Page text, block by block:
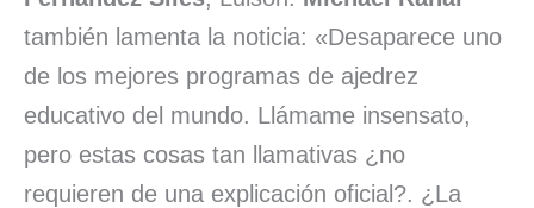
también lamenta la noticia: «Desaparece uno
de los mejores programas de ajedrez
educativo del mundo. Llámame insensato,
pero estas cosas tan llamativas ¿no
requieren de una explicación oficial?. ¿La